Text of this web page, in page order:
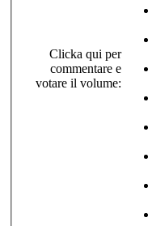
Clicka qui per
commentare e
votare il volume: